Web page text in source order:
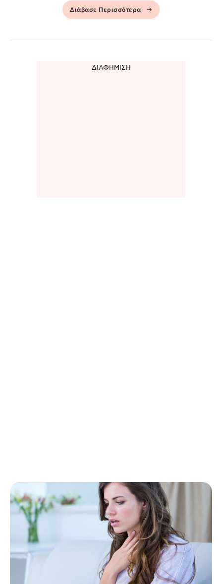
Διάβασε Περισσότερα